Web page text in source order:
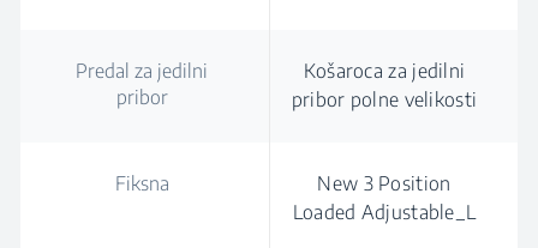
Predal za jedilni
pribor
Košaroca za jedilni
pribor polne velikosti
Fiksna
New 3 Position
Loaded Adjustable_L